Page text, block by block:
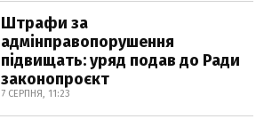
Штрафи за
адмінправопорушення
підвищать: уряд подав до Ради
законопроєкт
7 СЕРПНЯ, 11:23